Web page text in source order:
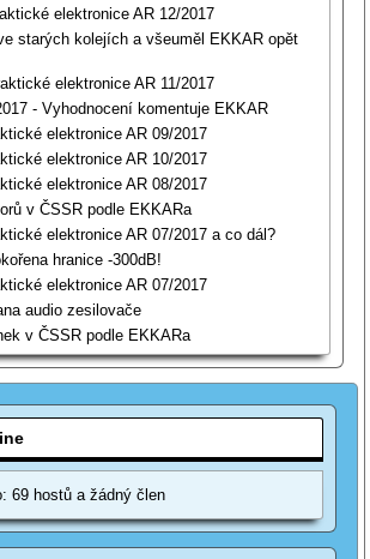
elektronice AR 12/2017
starých kolejích a všeuměl EKKAR opět
elektronice AR 11/2017
- Vyhodnocení komentuje EKKAR
elektronice AR 09/2017
elektronice AR 10/2017
elektronice AR 08/2017
v ČSSR podle EKKARa
elektronice AR 07/2017 a co dál?
hranice -300dB!
elektronice AR 07/2017
audio zesilovače
v ČSSR podle EKKARa
69 hostů a žádný člen